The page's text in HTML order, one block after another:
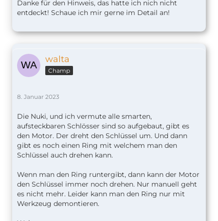
Danke für den Hinweis, das hatte ich nich nicht
entdeckt! Schaue ich mir gerne im Detail an!
walta
Champ
8. Januar 2023
Die Nuki, und ich vermute alle smarten,
aufsteckbaren Schlösser sind so aufgebaut, gibt es
den Motor. Der dreht den Schlüssel um. Und dann
gibt es noch einen Ring mit welchem man den
Schlüssel auch drehen kann.
Wenn man den Ring runtergibt, dann kann der Motor
den Schlüssel immer noch drehen. Nur manuell geht
es nicht mehr. Leider kann man den Ring nur mit
Werkzeug demontieren.